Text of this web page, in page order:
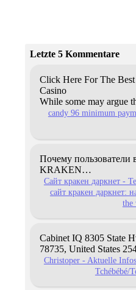
Letzte 5 Kommentare
Click Here For The
Casino
While some may argue
candy 96 minimum
Почему
KRAKEN…
Сайт кракен даркнет -
сайт кракен даркнет:
the
Cabinet IQ 8305 Statе
78735, United Statеs
Christoper - Aktuelle
Tchébébé/